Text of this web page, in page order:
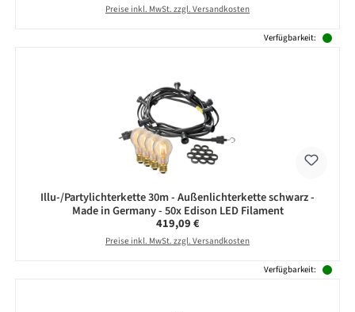
Preise inkl. MwSt. zzgl. Versandkosten
Verfügbarkeit:
Illu-/Partylichterkette 30m - Außenlichterkette schwarz -
Made in Germany - 50x Edison LED Filament
Regulärer Preis:
419,09 €
Preise inkl. MwSt. zzgl. Versandkosten
Verfügbarkeit: